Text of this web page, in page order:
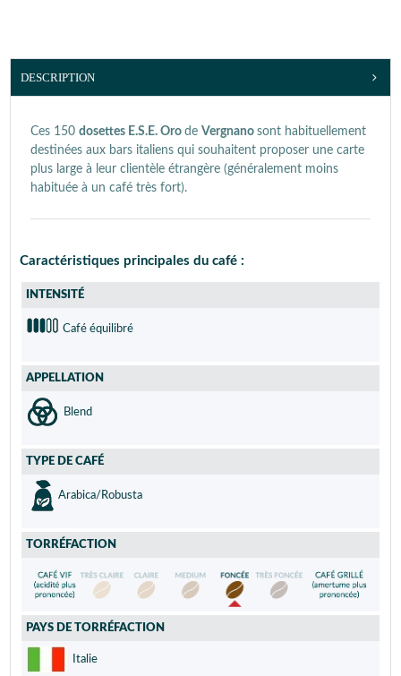
DESCRIPTION
Ces 150 dosettes E.S.E. Oro de Vergnano sont habituellement
destinées aux bars italiens qui souhaitent proposer une carte
plus large à leur clientèle étrangère (généralement moins
habituée à un café très fort).
Caractéristiques principales du café :
INTENSITÉ
Café équilibré
APPELLATION
Blend
TYPE DE CAFÉ
Arabica/Robusta
TORRÉFACTION
PAYS DE TORRÉFACTION
Italie